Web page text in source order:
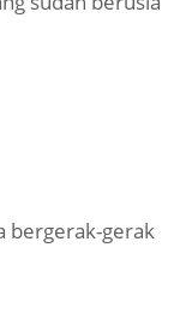
bergerak-gerak